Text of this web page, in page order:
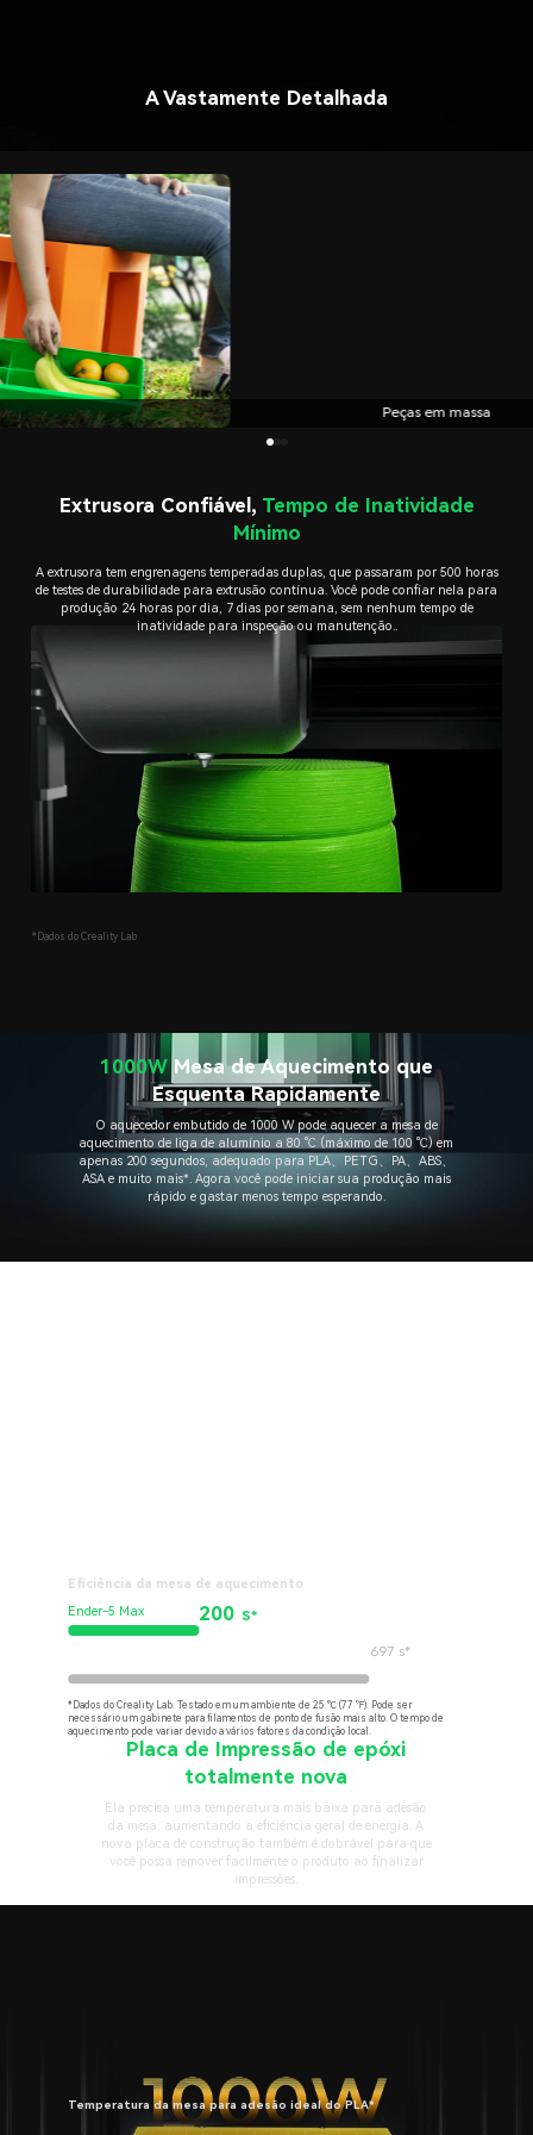
A Vastamente Detalhada
Peças em massa
Extrusora Confiável, Tempo de Inatividade
Mínimo
A extrusora tem engrenagens temperadas duplas, que passaram por 500 horas
de testes de durabilidade para extrusão contínua. Você pode confiar nela para
produção 24 horas por dia, 7 dias por semana, sem nenhum tempo de
inatividade para inspeção ou manutenção..
*Dados do Creality Lab
1000WMesa de Aquecimento que
Esquenta Rapidamente
O aquecedor embutido de 1000 W pode aquecer a mesa de
aquecimento de liga de alumínio a 80 ℃ (máximo de 100 ℃) em
apenas 200 segundos, adequado para PLA、PETG、PA、ABS、
ASA e muito mais*. Agora você pode iniciar sua produção mais
rápido e gastar menos tempo esperando.
Eficiência da mesa de aquecimento
Ender-5 Max
200 S*
697 s*
*Dados do Creality Lab. Testado em um ambiente de 25 ℃ (77 ℉). Pode ser
necessário um gabinete para filamentos de ponto de fusão mais alto. O tempo de
aquecimento pode variar devido a vários fatores da condição local.
Placa de Impressão de epóxi
totalmente nova
Ela precisa uma temperatura mais baixa para adesão
da mesa, aumentando a eficiência geral de energia. A
nova placa de construção também é dobrável para que
você possa remover facilmente o produto ao finalizar
impressões.
Temperatura da mesa para adesão ideal do PLA*